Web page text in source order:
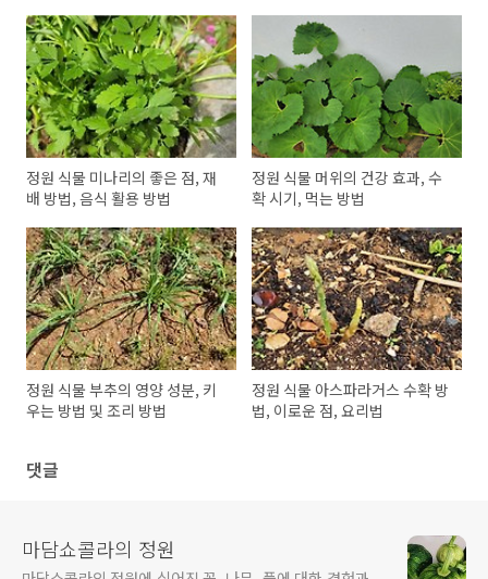
정원 식물 미나리의 좋은 점, 재
배 방법, 음식 활용 방법
정원 식물 머위의 건강 효과, 수
확 시기, 먹는 방법
정원 식물 부추의 영양 성분, 키
우는 방법 및 조리 방법
정원 식물 아스파라거스 수확 방
법, 이로운 점, 요리법
댓글
마담쇼콜라의 정원